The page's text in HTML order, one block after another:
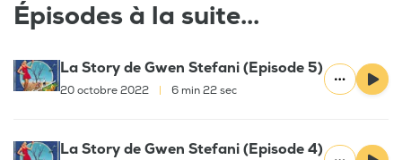
Épisodes à la suite...
La Story de Gwen Stefani (Episode 5)
20 octobre 2022 6 min 22 sec
La Story de Gwen Stefani (Episode 4)